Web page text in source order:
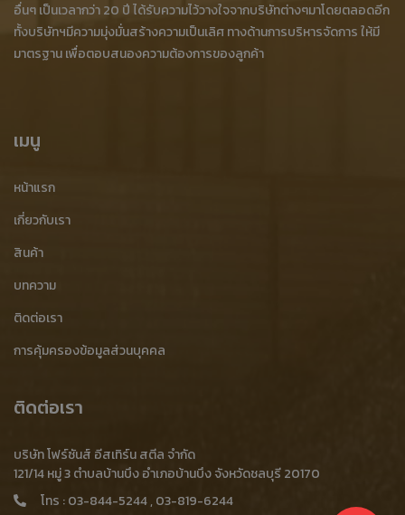
ร้านขายเศษเหล็กขี้กลึง
ร้านประมูลเศษเหล็กขี้กลึง
โรงงานเศษเหล็กขี้กลึง
โรงงานรับซื้อเศษเหล็กขี้กลึง
รับซื้อเศษเหล็กขี้กลึงอุตสาหกรรม
ซื้อเหล็กขี้กลึง บ้านบึง
ร้านรับซื้อเหล็กขี้กลึง บ้านบึง
รับซื้อเศษทองเหลือง
ขายเศษทองเหลือง
ประมูลเศษทองเหลือง
โรงงานรับซื้อเศษทองเหลือง
รับซื้อเศษทองเหลือง ชลบุรี
รับซื้อเศษอลูมิเนียมจากโรงงาน
อื่นๆ เป็นเวลากว่า 20 ปี ได้รับความไว้วางใจจากบริษัทต่างๆมาโดยตลอดอีก
ทั้งบริษัทฯมีความมุ่งมั่นสร้างความเป็นเลิศ ทางด้านการบริหารจัดการ ให้มี
มาตรฐาน เพื่อตอบสนองความต้องการของลูกค้า
เมนู
หน้าแรก
เกี่ยวกับเรา
สินค้า
บทความ
ติดต่อเรา
การคุ้มครองข้อมูลส่วนบุคคล
ติดต่อเรา
บริษัท โฟร์ซันส์ อีสเทิร์น สตีล จำกัด
121/14 หมู่ 3 ตำบลบ้านบึง อำเภอบ้านบึง จังหวัดชลบุรี 20170
โทร :03-844-5244,03-819-6244